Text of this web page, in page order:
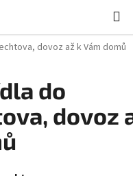
dovoz až k Vám domů
do
dovoz